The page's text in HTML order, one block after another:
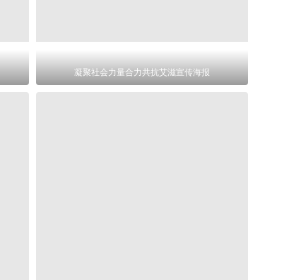
凝聚社会力量合力共抗艾滋宣传海报